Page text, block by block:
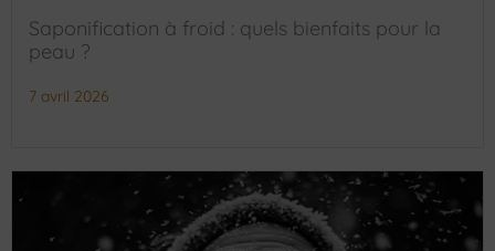
Saponification à froid : quels bienfaits pour la
peau ?
7 avril 2026